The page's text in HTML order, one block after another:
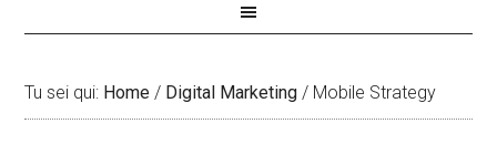
Tu sei qui: Home / Digital Marketing / Mobile Strategy